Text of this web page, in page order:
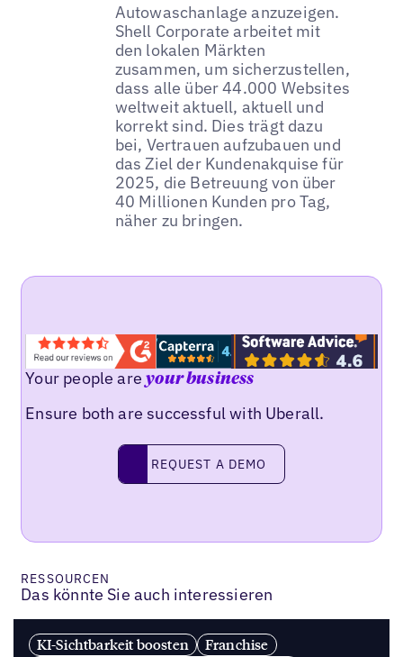
Autowaschanlage anzuzeigen.
Shell Corporate arbeitet mit
den lokalen Märkten
zusammen, um sicherzustellen,
dass alle über 44.000 Websites
weltweit aktuell, aktuell und
korrekt sind. Dies trägt dazu
bei, Vertrauen aufzubauen und
das Ziel der Kundenakquise für
2025, die Betreuung von über
40 Millionen Kunden pro Tag,
näher zu bringen.
Your people areyour business
Ensure both are successful with Uberall.
request a demo
REQUEST A DEMO
RESSOURCEN
Das könnte Sie auch interessieren
KI-Sichtbarkeit boosten
Franchise